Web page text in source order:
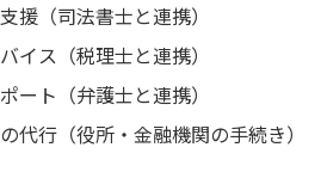
援（司法書士と連携）
イス（税理士と連携）
ート（弁護士と連携）
代行（役所・金融機関の手続き）